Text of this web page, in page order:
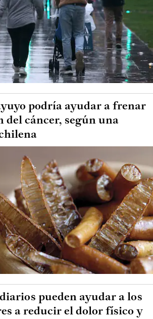
podría ayudar a frenar
del cáncer, según una
pueden ayudar a los
a reducir el dolor físico y